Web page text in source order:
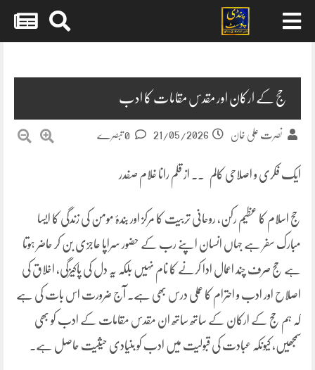
حج کے ارکان اور مقدس مقامات کا ادب
نصرت علی خان 21/05/2026
ایک فکری و اصلاحی کالم ۔۔ از قلم رانا غلام صفدر
حج اسلام کا عظیم رکن، روحانی تربیت کا مرکز اور بندۂ مومن کی زندگی کا ایسا
مبارک سفر ہے جہاں انسان اپنے رب کے حضور سراپا عاجزی بن کر حاضر ہوتا
ہے حج صرف چند اعمال ادا کرنے کا نام نہیں بلکہ یہ دل کی پاکیزگی، اخلاق کی
اصلاح اور ادب و احترام کا عملی درس بھی ہے۔ آج ضرورت اس بات کی ہے
کہ ہم حج کے ارکان کے ساتھ ساتھ ان مقدس مقامات کے ادب کو بھی
سمجھیں، کیونکہ عبادت کی قبولیت میں ادب کو بنیادی حیثیت حاصل ہے۔